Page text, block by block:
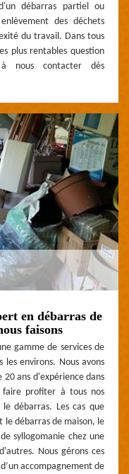
débarras partiel ou
des déchets
du travail. Dans tous
plus rentables question
nous contacter dès
en débarras de
faisons
gamme de services de
environs. Nous avons
20 ans d'expérience dans
faire profiter à tous nos
débarras. Les cas que
le débarras de maison, le
syllogomanie chez une
Nous gérons ces
accompagnement de